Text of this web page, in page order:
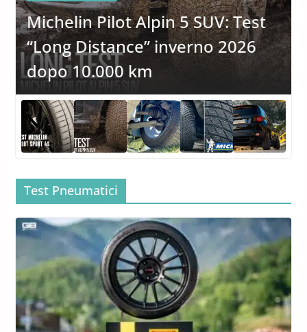
TEST PNEUMATICI AUTO
Test Invernale Pneumatici Pirelli
Cinturato All Season SF3
Test Pneumatici